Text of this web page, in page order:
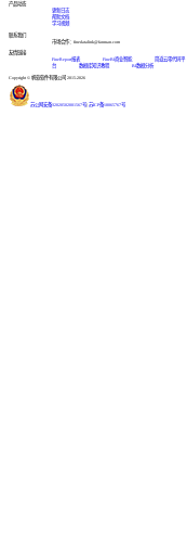
产品动态
更新日志
帮助文档
学习视频
联系我们
市场合作：finedatalink@fanruan.com
友情链接
FineReport报表
FineBI商业智能
简道云零代码平
台
数据库知识教程 BI数据分析
Copyright © 帆软软件有限公司 2015-2026
苏公网安备32020502001567号 苏ICP备18065767号